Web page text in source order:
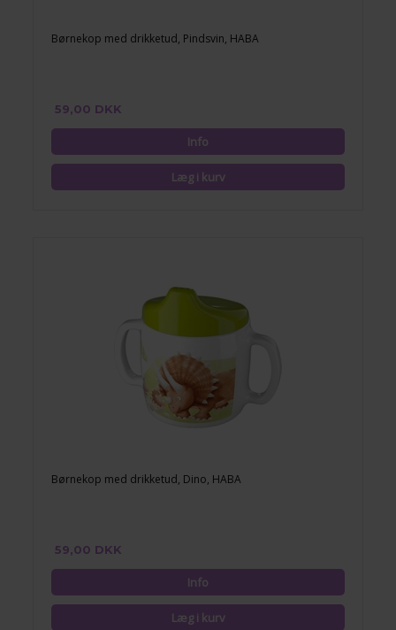
Børnekop med drikketud, Pindsvin, HABA
59,00 DKK
Børnekop med drikketud, Dino, HABA
59,00 DKK